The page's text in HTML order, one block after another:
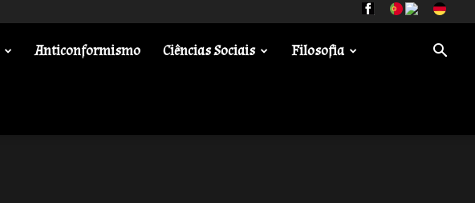
Anticonformismo Ciências Sociais Filosofia